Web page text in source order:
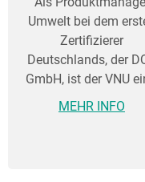
Umwelt bei dem
Zertifizierer
Deutschlands, der
GmbH, ist der VNU
MEHR INFO